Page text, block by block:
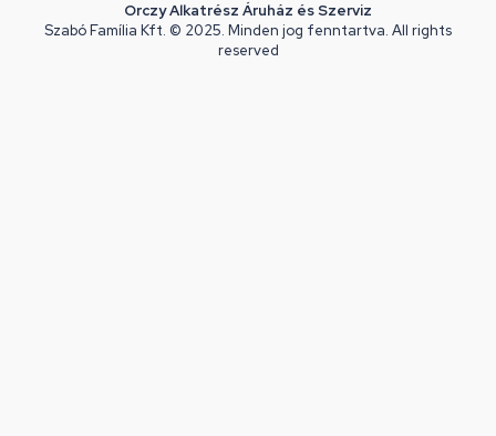
Orczy Alkatrész Áruház és Szerviz
Szabó Família Kft. © 2025. Minden jog fenntartva. All rights
reserved